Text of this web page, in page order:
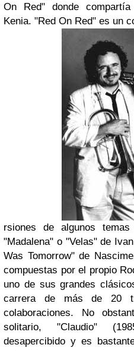
On Red"donde
Kenia. "Red On Red" es un
rsiones de algunos
"Madalena" o "Velas"de Ivan
Was Tomorrow"de
compuestas por el propio
uno de sus grandes
carrera de más de 20
colaboraciones. No
solitario, "Claudio"
desapercibido y es